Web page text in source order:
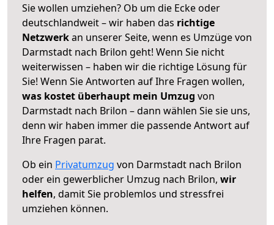
Sie wollen umziehen? Ob um die Ecke oder
deutschlandweit – wir haben das richtige
Netzwerkan unserer Seite, wenn es Umzüge von
Darmstadt nach Brilon geht! Wenn Sie nicht
weiterwissen – haben wir die richtige Lösung für
Sie! Wenn Sie Antworten auf Ihre Fragen wollen,
was kostet überhaupt mein Umzug von
Darmstadt nach Brilon – dann wählen Sie sie uns,
denn wir haben immer die passende Antwort auf
Ihre Fragen parat.
Ob ein Privatumzug von Darmstadt nach Brilon
oder ein gewerblicher Umzug nach Brilon, wir
helfen, damit Sie problemlos und stressfrei
umziehen können.